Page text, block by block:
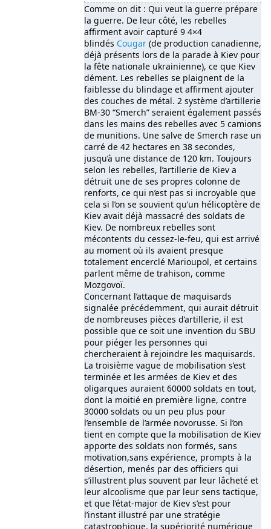
Comme on dit : Qui veut la guerre prépare
la guerre. De leur côté, les rebelles
affirment avoir capturé 9 4×4
blindés Cougar (de production canadienne,
déjà présents lors de la parade à Kiev pour
la fête nationale ukrainienne), ce que Kiev
dément. Les rebelles se plaignent de la
faiblesse du blindage et affirment ajouter
des couches de métal. 2 système d’artillerie
BM-30 “Smerch” seraient également passés
dans les mains des rebelles avec 5 camions
de munitions. Une salve de Smerch rase un
carré de 42 hectares en 38 secondes,
jusqu’à une distance de 120 km. Toujours
selon les rebelles, l’artillerie de Kiev a
détruit une de ses propres colonne de
renforts, ce qui n’est pas si incroyable que
cela si l’on se souvient qu’un hélicoptère de
Kiev avait déjà massacré des soldats de
Kiev. De nombreux rebelles sont
mécontents du cessez-le-feu, qui est arrivé
au moment où ils avaient presque
totalement encerclé Marioupol, et certains
parlent même de trahison, comme
Mozgovoï.
Concernant l’attaque de maquisards
signalée précédemment, qui aurait détruit
de nombreuses pièces d’artillerie, il est
possible que ce soit une invention du SBU
pour piéger les personnes qui
chercheraient à rejoindre les maquisards.
La troisième vague de mobilisation s’est
terminée et les armées de Kiev et des
oligarques auraient 60000 soldats en tout,
dont la moitié en première ligne, contre
30000 soldats ou un peu plus pour
l’ensemble de l’armée novorusse. Si l’on
tient en compte que la mobilisation de Kiev
apporte des soldats non formés, sans
motivation,sans expérience, prompts à la
désertion, menés par des officiers qui
s’illustrent plus souvent par leur lâcheté et
leur alcoolisme que par leur sens tactique,
et que l’état-major de Kiev s’est pour
l’instant illustré par une stratégie
catastrophique, la supériorité numérique